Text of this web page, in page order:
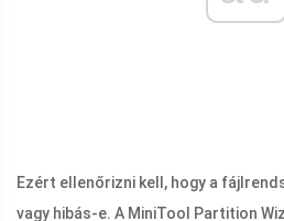
Ezért ellenőrizni kell, hogy a
vagy hibás-e. A MiniTool Partition